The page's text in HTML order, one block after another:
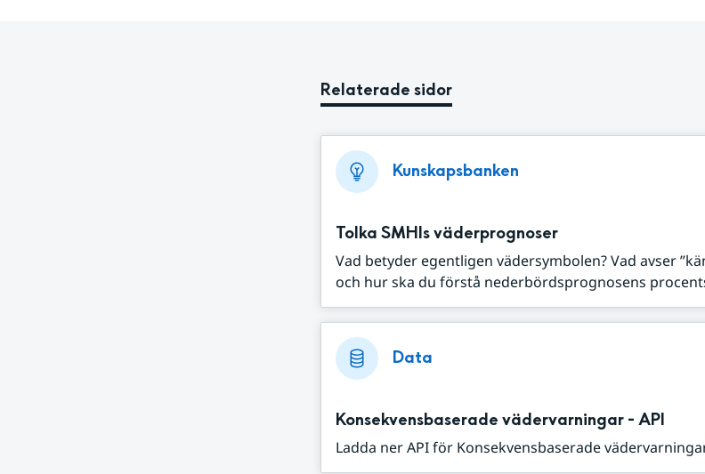
Relaterade sidor
Kunskapsbanken
Tolka SMHIs väderprognoser
Vad betyder egentligen vädersymbolen? Vad avser
och hur ska du förstå nederbördsprognosens
Data
Konsekvensbaserade vädervarningar - API
Ladda ner API för Konsekvensbaserade